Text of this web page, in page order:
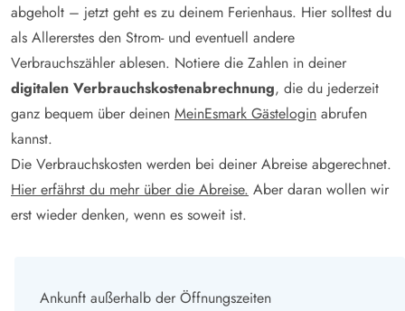
abgeholt – jetzt geht es zu deinem Ferienhaus. Hier solltest du
als Allererstes den Strom- und eventuell andere
Verbrauchszähler ablesen. Notiere die Zahlen in deiner
digitalen Verbrauchskostenabrechnung, die du jederzeit
ganz bequem über deinen MeinEsmark Gästelogin abrufen
kannst.
Die Verbrauchskosten werden bei deiner Abreise abgerechnet.
Hier erfährst du mehr über die Abreise. Aber daran wollen wir
erst wieder denken, wenn es soweit ist.
Ankunft außerhalb der Öffnungszeiten